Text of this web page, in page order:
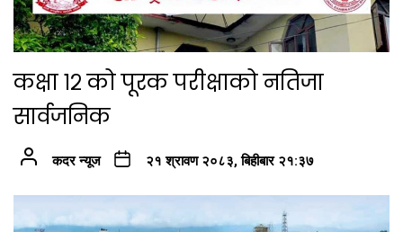
कक्षा १२ को पूरक परीक्षाको नतिजा
सार्वजनिक
कदर न्यूज २१ श्रावण २०८३, बिहीबार २१:३७